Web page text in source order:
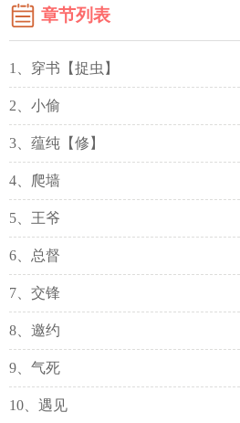
章节列表
1、穿书【捉虫】
2、小偷
3、蕴纯【修】
4、爬墙
5、王爷
6、总督
7、交锋
8、邀约
9、气死
10、遇见